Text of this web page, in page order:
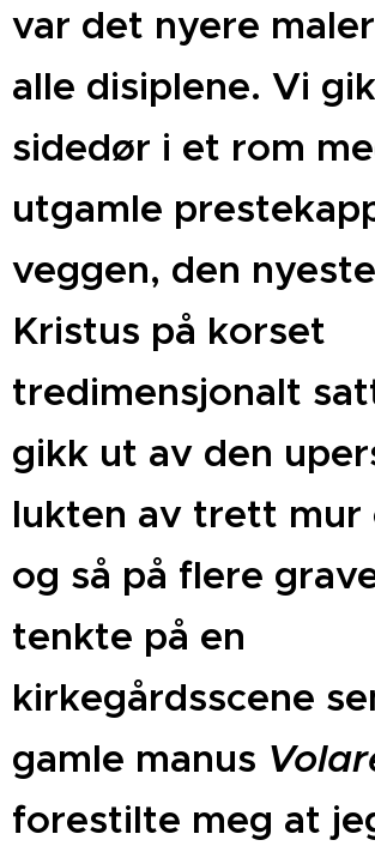
var det nyere
alle disiplene. Vi
sidedør i et rom
utgamle
veggen, den
Kristus på korset
tredimensjonalt
gikk ut av den
lukten av trett mur
og så på flere
tenkte på en
kirkegårdsscene
gamle manus
forestilte meg at